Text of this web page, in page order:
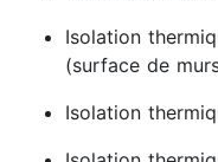
Isolation
(surface de
Isolation